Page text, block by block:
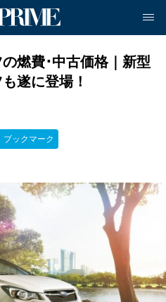
燃費･中古価格｜新型
遂に登場！
ブックマーク